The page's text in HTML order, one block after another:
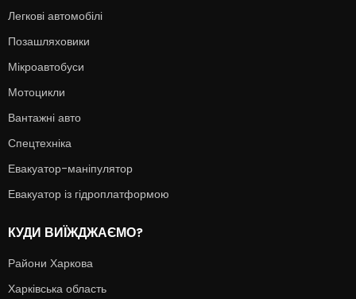
Легкові автомобілі
Позашляховики
Мікроавтобуси
Мотоцикли
Вантажні авто
Спецтехніка
Евакуатор-маніпулятор
Евакуатор із гідроплатформою
КУДИ ВИЇЖДЖАЄМО?
Райони Харкова
Харківська область